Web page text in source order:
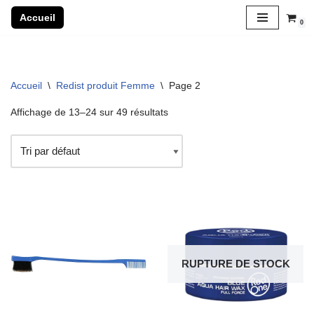
Accueil 0
Accueil \ Redist produit Femme \ Page 2
Affichage de 13–24 sur 49 résultats
RUPTURE DE STOCK